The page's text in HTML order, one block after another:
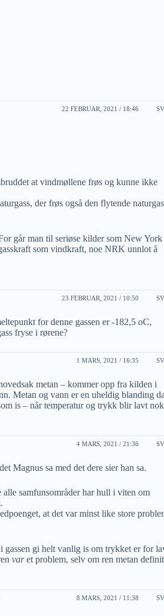
22 FEBRUAR, 2021 / 18:46
at vindmøllene frøs og kunne ikke
der frøs også den flytende
går man til seriøse kilder som New York
som vindkraft, noe NRK unnlot å
23 FEBRUAR, 2021 / 10:50
for denne gassen er -182,5 oC,
fryse i rørene?
1 MARS, 2021 / 16:35
metan – kommer opp fra kilden i
Metan og vann er en uheldig blanding
is – når temperatur og trykk blir lavt
4 MARS, 2021 / 21:36
Magnus sa med det dere sier han sa.
samfunsområder har hull i viten om
at det var minst like store
gi helt vanlig is om trykket er for
varet problem, selv om ren metan
8 MARS, 2021 / 11:38